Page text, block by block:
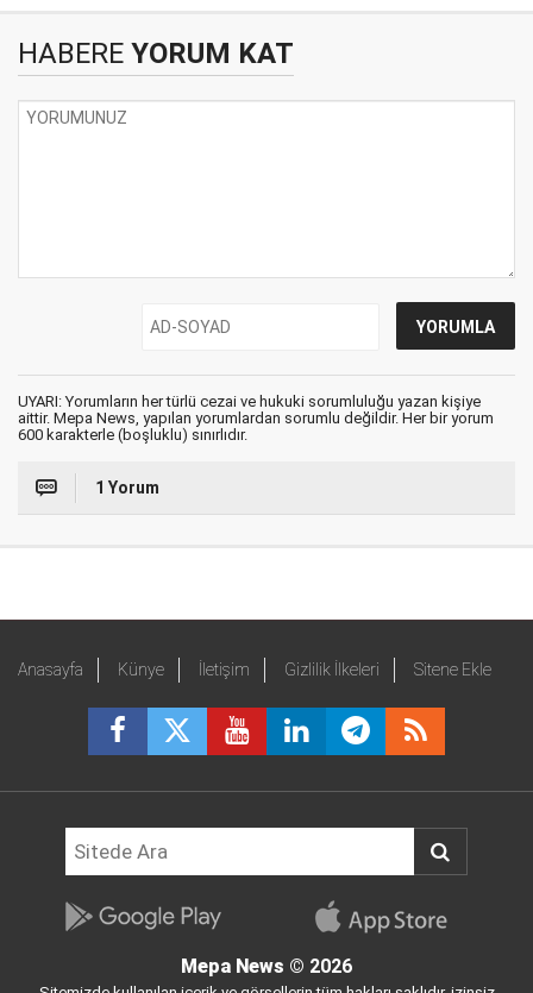
HABERE YORUM KAT
UYARI: Yorumların her türlü cezai ve hukuki sorumluluğu yazan kişiye
aittir. Mepa News, yapılan yorumlardan sorumlu değildir. Her bir yorum
600 karakterle (boşluklu) sınırlıdır.
1 Yorum
Anasayfa Künye İletişim Gizlilik İlkeleri Sitene Ekle
Mepa News © 2026